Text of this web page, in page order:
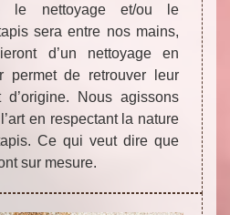
le nettoyage et/ou le
sera entre nos mains,
d’un nettoyage en
permet de retrouver leur
Nous agissons
en respectant la nature
Ce qui veut dire que
sur mesure.